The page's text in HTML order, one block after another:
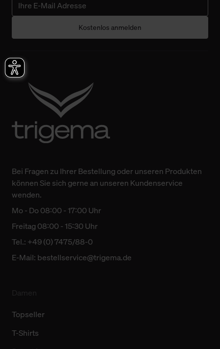
Kostenlos anmelden
Bei Fragen zu Ihrer Bestellung oder unseren Produkten
können Sie sich gerne an unseren Kundenservice
wenden.
Mo - Do 08:00 - 17:00 Uhr
Freitag 08:00 - 15:30 Uhr
Tel.: +49 (0) 7475/88-0
E-Mail: bestellservice@trigema.de
Topseller
T-Shirts